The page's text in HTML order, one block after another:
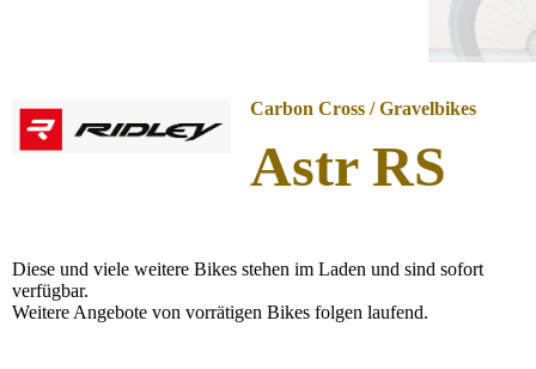
Carbon Cross / Gravelbikes
Astr RS
Diese und viele weitere Bikes stehen im Laden und sind sofort
verfügbar.
Weitere Angebote von vorrätigen Bikes folgen laufend.